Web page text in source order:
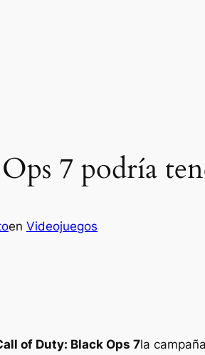
7 podría
en Videojuegos
of Duty: Black Ops 7la